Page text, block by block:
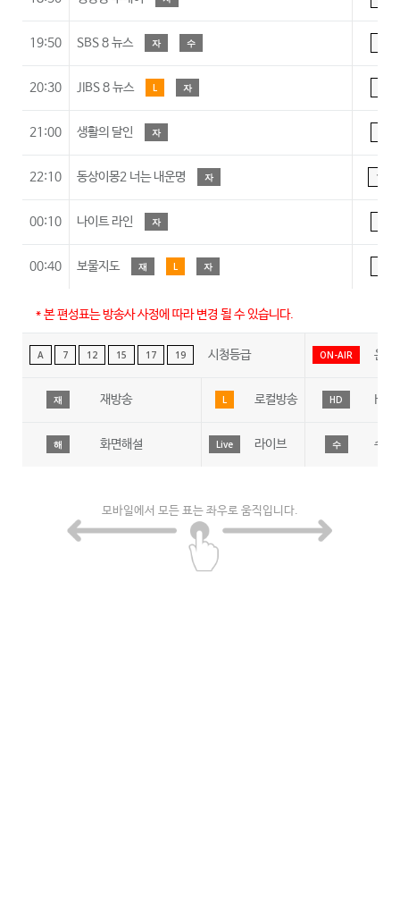
19:50 SBS 8 뉴스 자 수
20:30 JIBS 8 뉴스 L 자
21:00 생활의 달인 자
22:10 동상이몽2 너는 내운명 자 15
00:10 나이트 라인 자
00:40 보물지도 재 L 자
* 본 편성표는 방송사 사정에 따라 변경 될 수 있습니다.
A 7 12 15 17 19 시청등급 ON-AIR 온에
재 재방송 L 로컬방송 HD HD
해 화면해설 Live 라이브 수 수어
모바일에서 모든 표는 좌우로 움직입니다.